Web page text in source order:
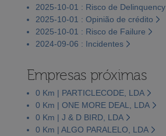
2025-10-01 : Risco de Delinquency
2025-10-01 : Opinião de crédito
2025-10-01 : Risco de Failure
2024-09-06 : Incidentes
Empresas próximas
0 Km | PARTICLECODE, LDA
0 Km | ONE MORE DEAL, LDA
0 Km | J & D BIRD, LDA
0 Km | ALGO PARALELO, LDA